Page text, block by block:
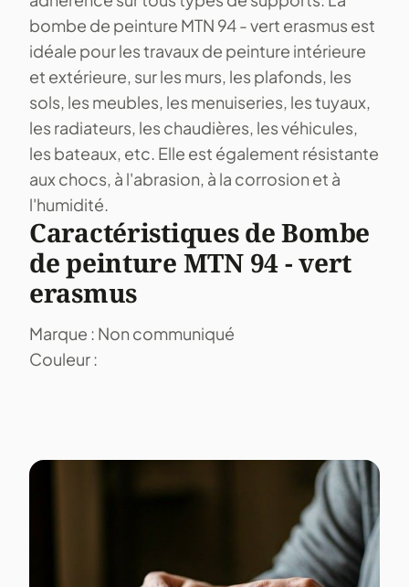
bombe de peinture MTN 94 - vert erasmus est
idéale pour les travaux de peinture intérieure
et extérieure, sur les murs, les plafonds, les
sols, les meubles, les menuiseries, les tuyaux,
les radiateurs, les chaudières, les véhicules,
les bateaux, etc. Elle est également résistante
aux chocs, à l'abrasion, à la corrosion et à
l'humidité.
Caractéristiques de Bombe
de peinture MTN 94 - vert
erasmus
Marque : Non communiqué
Couleur :